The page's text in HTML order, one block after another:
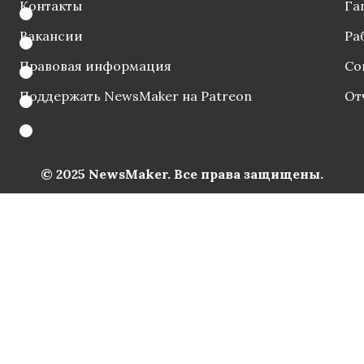
Контакты
Вакансии
Правовая информация
Поддержать NewsMaker на Patreon
© 2025 NewsMaker. Все права защищены.